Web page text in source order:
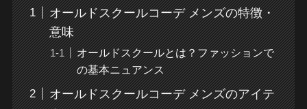
オールドスクールコーデ メンズの特徴・
意味
オールドスクールとは？ファッションで
の基本ニュアンス
オールドスクールコーデ メンズのアイテ